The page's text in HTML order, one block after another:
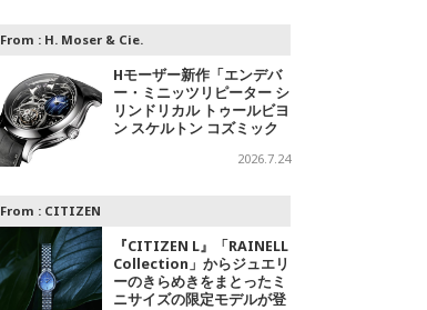
From : H. Moser & Cie.
Hモーザー新作「エンデバ
ー・ミニッツリピーター シ
リンドリカル トゥールビヨ
ン スケルトン コズミック
2026.7.24
From : CITIZEN
『CITIZEN L』「RAINELL
Collection」からジュエリ
ーのきらめきをまとったミ
ニサイズの限定モデルが登